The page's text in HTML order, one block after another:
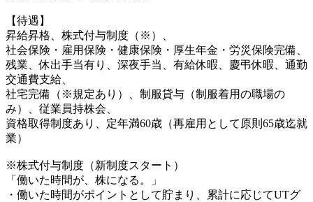
【待遇】
昇給昇格、株式付与制度（※）、
社会保険・雇用保険・健康保険・厚生年金・労災保険完備、
残業、休出手当有り、深夜手当、有給休暇、慶弔休暇、通勤
交通費支給、
社宅完備（※規定あり）、制服貸与（制服着用の職場の
み）、従業員持株会、
資格取得制度あり、定年満60歳（再雇用として原則65歳迄就
業）
※株式付与制度（新制度スタート）
「働いた時間が、株になる。」
・働いた時間がポイントとして貯まり、累計に応じてUTグ